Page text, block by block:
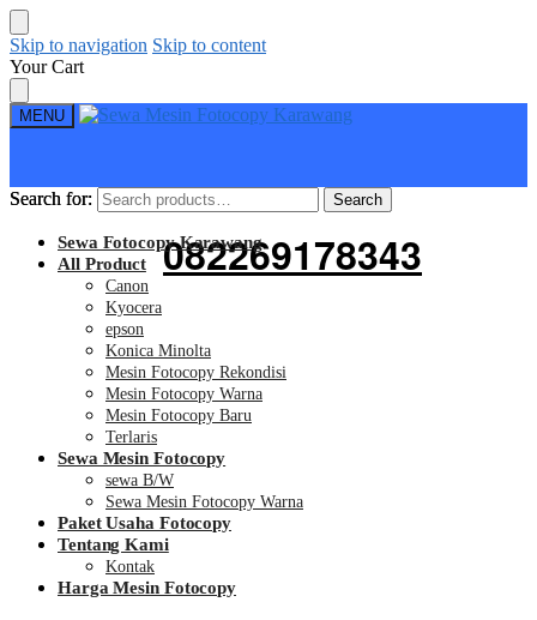
Skip to navigation Skip to content
Your Cart
MENU
Search for: Search
082269178343
Search for: Search
Sewa Fotocopy Karawang
All Product
Canon
Kyocera
epson
Konica Minolta
Mesin Fotocopy Rekondisi
Mesin Fotocopy Warna
Mesin Fotocopy Baru
Terlaris
Sewa Mesin Fotocopy
sewa B/W
Sewa Mesin Fotocopy Warna
Paket Usaha Fotocopy
Tentang Kami
Kontak
Harga Mesin Fotocopy